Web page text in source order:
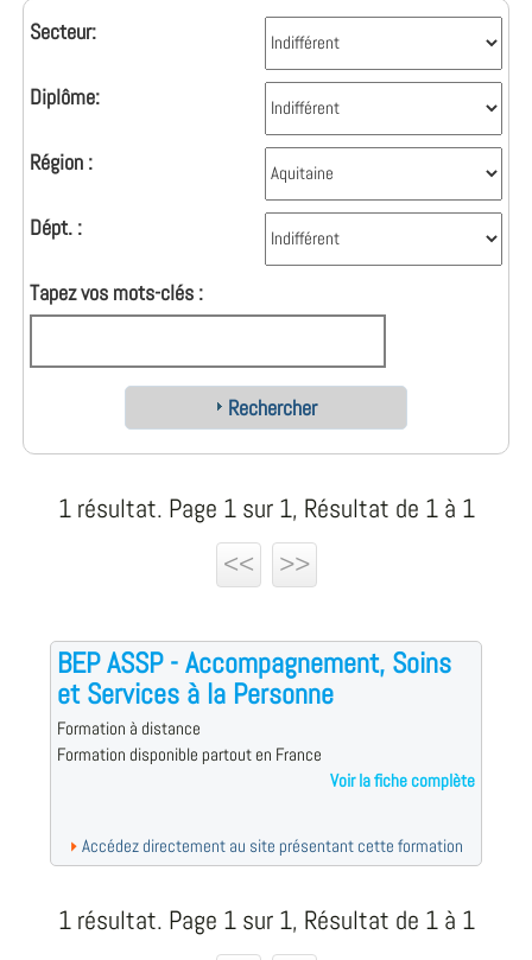
Secteur:
Diplôme:
Région :
Dépt. :
Tapez vos mots-clés :
Rechercher
1 résultat. Page 1 sur 1, Résultat de 1 à 1
<<
>>
BEP ASSP - Accompagnement, Soins
et Services à la Personne
Formation à distance
Formation disponible partout en France
Voir la fiche complète
Accédez directement au site présentant cette formation
1 résultat. Page 1 sur 1, Résultat de 1 à 1